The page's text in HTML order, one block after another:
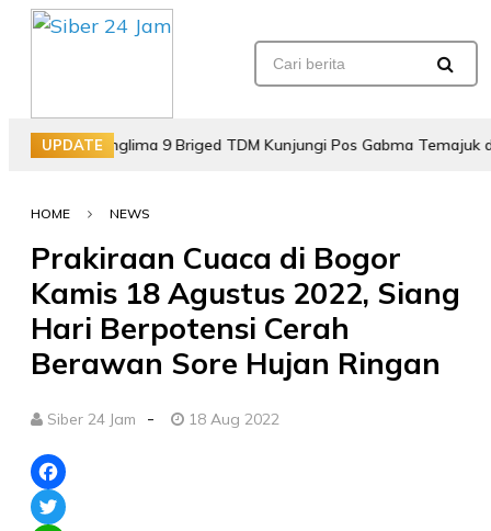
UPDATE
Panglima 9 Briged TDM Kunjungi Pos Gabma Temajuk dan
HOME NEWS
Prakiraan Cuaca di Bogor
Kamis 18 Agustus 2022, Siang
Hari Berpotensi Cerah
Berawan Sore Hujan Ringan
Siber 24 Jam - 18 Aug 2022
Facebook